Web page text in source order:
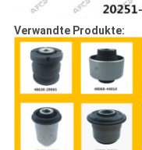
Verwandte Produkte: